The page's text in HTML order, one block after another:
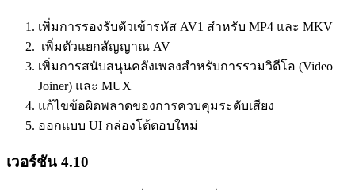
เพิ่มการรองรับตัวเข้ารหัส AV1 สำหรับ MP4 และ MKV
เพิ่มตัวแยกสัญญาณ AV
เพิ่มการสนับสนุนคลังเพลงสำหรับการรวมวิดีโอ (Video
Joiner) และ MUX
แก้ไขข้อผิดพลาดของการควบคุมระดับเสียง
ออกแบบ UI กล่องโต้ตอบใหม่
เวอร์ชัน 4.10